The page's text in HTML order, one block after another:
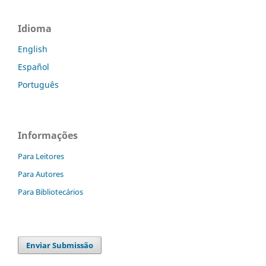
Idioma
English
Español
Português
Informações
Para Leitores
Para Autores
Para Bibliotecários
Enviar Submissão